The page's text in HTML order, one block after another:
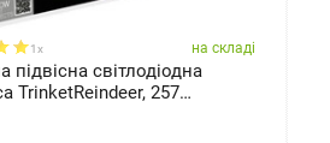
1x на складі
підвісна світлодіодна
TrinketReindeer, 257